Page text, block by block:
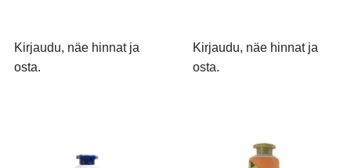
Kirjaudu, näe hinnat ja
osta.
Kirjaudu, näe hinnat ja
osta.